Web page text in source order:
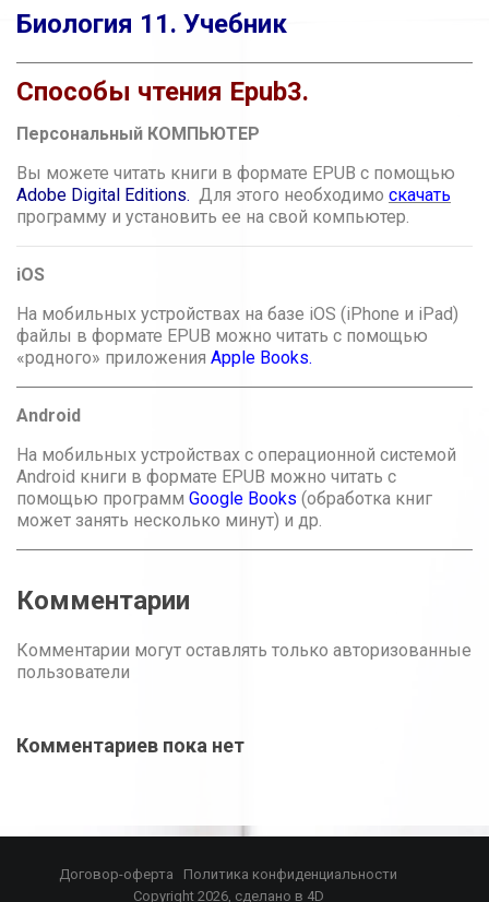
Биология 11. Учебник
Способы чтения Epub3.
Персональный КОМПЬЮТЕР
Вы можете читать книги в формате EPUB с помощью
Adobe Digital Editions. Для этого необходимо скачать
программу и установить ее на свой компьютер.
iOS
На мобильных устройствах на базе iOS (iPhone и iPad)
файлы в формате EPUB можно читать с помощью
«родного» приложения Apple Books.
Android
На мобильных устройствах с операционной системой
Android книги в формате EPUB можно читать с
помощью программ Google Books (обработка книг
может занять несколько минут) и др.
Комментарии
Комментарии могут оставлять только авторизованные
пользователи
Комментариев пока нет
Договор-оферта
Политика конфиденциальности
Copyright 2026, сделано в 4D